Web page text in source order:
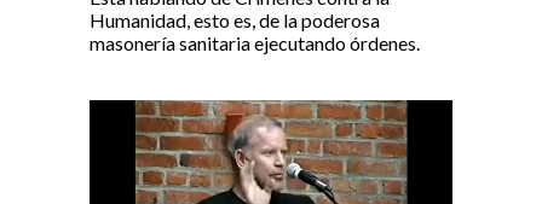
Humanidad, esto es, de la poderosa
masonería sanitaria ejecutando órdenes.